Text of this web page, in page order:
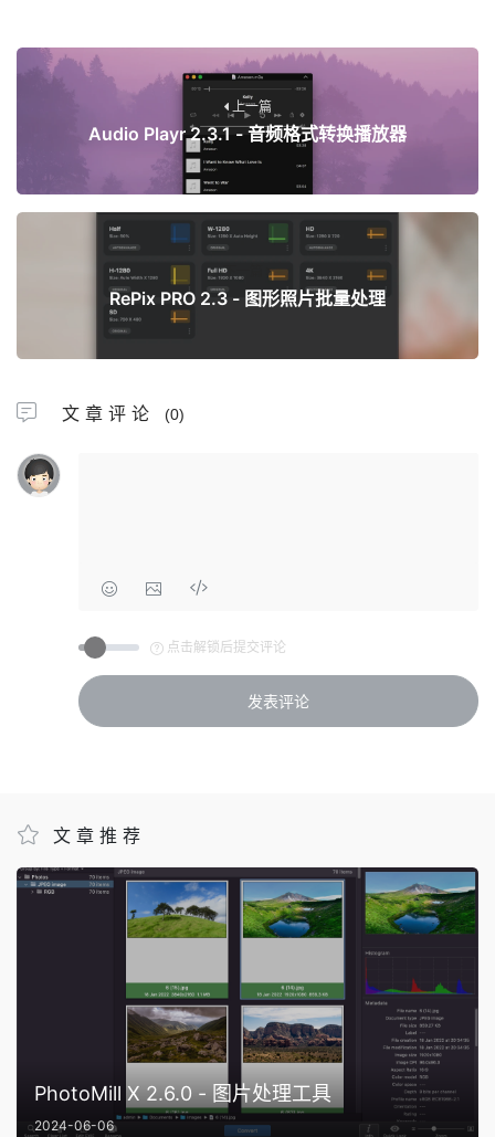
上一篇
Audio Playr 2.3.1 - 音频格式转换播放器
下一篇
RePix PRO 2.3 - 图形照片批量处理
文章评论 (0)
点击解锁后提交评论
文章推荐
PhotoMill X 2.6.0 - 图片处理工具
2024-06-06